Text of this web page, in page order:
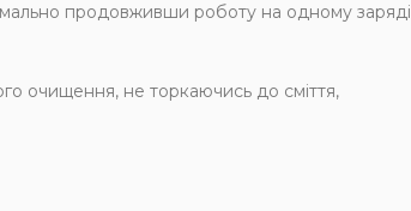
продовживши роботу на одному заряді
очищення, не торкаючись до сміття,